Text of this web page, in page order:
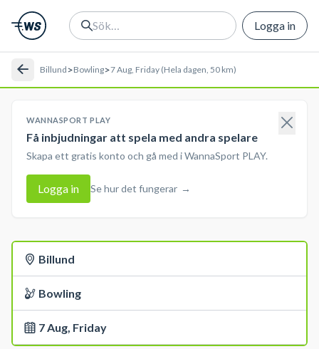
Logga in
Billund >Bowling>7 Aug, Friday (Hela dagen, 50 km)
WANNASPORT PLAY
Få inbjudningar att spela med andra spelare
Skapa ett gratis konto och gå med i WannaSport PLAY.
Logga in Se hur det fungerar →
Billund
Bowling
7 Aug, Friday